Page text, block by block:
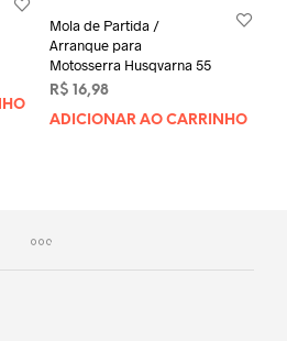
Mola de Partida /
Arranque para
Motosserra Husqvarna 55
R$ 16,98
ADICIONAR AO CARRINHO